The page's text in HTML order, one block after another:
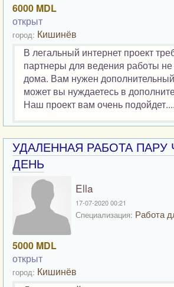
6000 MDL
открыт
город: Кишинёв
В легальный интернет проект
партнеры для ведения работы
дома. Вам нужен
может вы нуждаетесь в
Наш проект вам очень подойдет....
УДАЛЕННАЯ РАБОТА ПАРУ
ДЕНЬ
Ella
17-07-2020 00:21
Специализация: Работа
5000 MDL
открыт
город: Кишинёв